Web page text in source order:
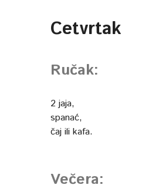
Cetvrtak
Ručak:
2 jaja,
spanać,
čaj ili kafa.
Večera: